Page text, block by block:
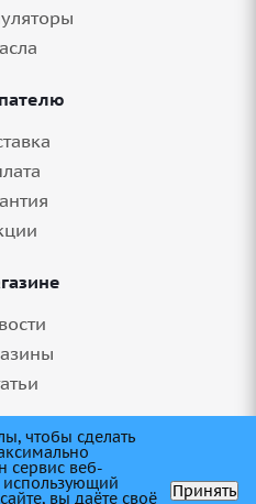
99-11
чтобы сделать
сервис веб-
использующий
вы даёте своё Принять